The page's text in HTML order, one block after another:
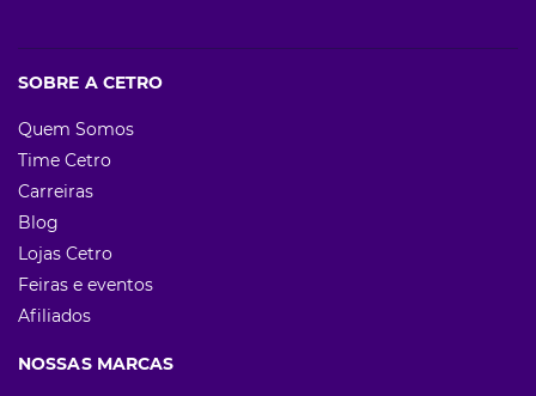
SOBRE A CETRO
Quem Somos
Time Cetro
Carreiras
Blog
Lojas Cetro
Feiras e eventos
Afiliados
NOSSAS MARCAS